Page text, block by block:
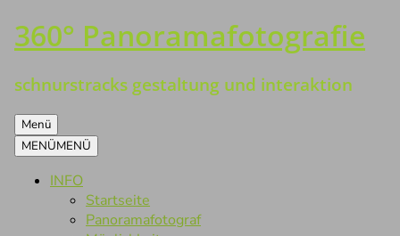
Zum
Inhalt
360° Panoramafotografie
schnurstracks gestaltung und interaktion
Menü
MENÜMENÜ
INFO
Startseite
Panoramafotograf